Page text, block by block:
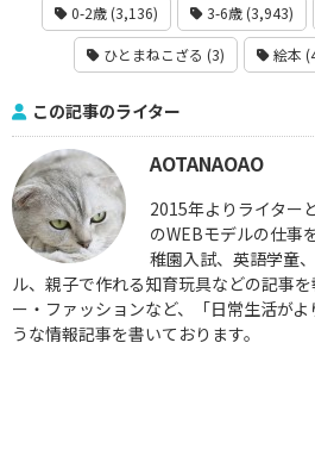
0-2歳 (3,136) 3-6歳 (3,943)
ひとまねこざる (3) 絵本
この記事のライター
AOTANAOAO
2015年よりライター
のWEBモデルの仕事
稚園入試、英語学童
ル、親子で作れる知育玩具などの記事
ー・ファッションなど、「日常生活が
うな情報記事を書いております。